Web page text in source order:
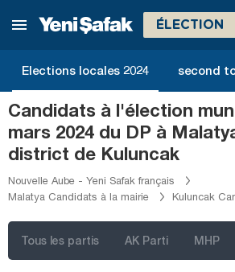
ÉLECTION
Elections locales 2024 second
Candidats à l'élection
mars 2024 du DP à
district de Kuluncak
Nouvelle Aube - Yeni Safak français
Malatya Candidats à la mairie
Kuluncak
Tous les partis AK Parti MHP
Kastamonu
Kilis
Kırıkkale
Kırklareli
Kırşehir
Kocaeli
Kütahya